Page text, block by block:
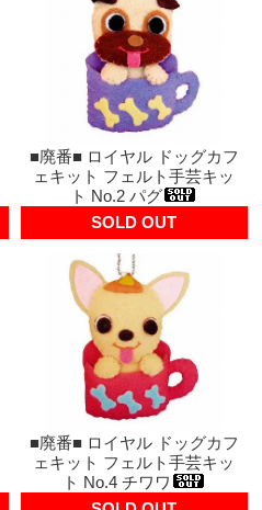
■廃番■ ロイヤル ドッグカフ
ェキット フェルト手芸キッ
ト No.2 パグ
SOLD OUT
■廃番■ ロイヤル ドッグカフ
ェキット フェルト手芸キッ
ト No.4 チワワ